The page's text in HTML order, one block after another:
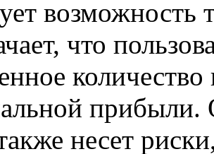
возможность
что
прибыли.
несет